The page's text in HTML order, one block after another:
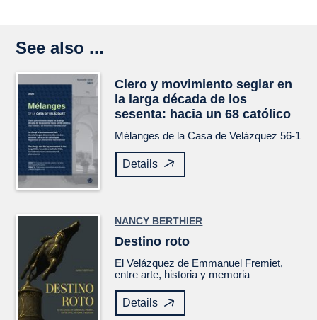
See also ...
Clero y movimiento seglar en
la larga década de los
sesenta: hacia un 68 católico
Mélanges de la Casa de Velázquez 56-1
Details
NANCY BERTHIER
Destino roto
ElVelázquez de Emmanuel Fremiet,
entre arte, historia y memoria
Details